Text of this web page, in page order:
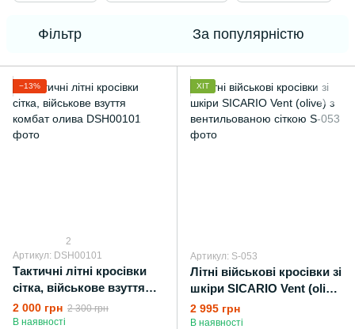
Фільтр За популярністю
−13%
2
Артикул: DSH00101
Тактичні літні кросівки
сітка, військове взуття
комбат олива
2 000 грн 2 300 грн
В наявності
ХІТ
Артикул: S-053
Літні військові кросівки зі
шкіри SICARIO Vent (olive)
з вентильованою сіткою
2 995 грн
В наявності